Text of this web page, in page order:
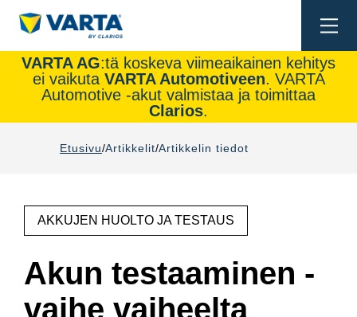
VARTA AG:tä koskeva viimeaikainen kehitys
ei vaikuta VARTA Automotiveen. VARTA
Automotive -akut valmistaa ja toimittaa
Clarios.
Etusivu Artikkelit Artikkelin tiedot
AKKUJEN HUOLTO JA TESTAUS
Akun testaaminen -
vaihe vaiheelta